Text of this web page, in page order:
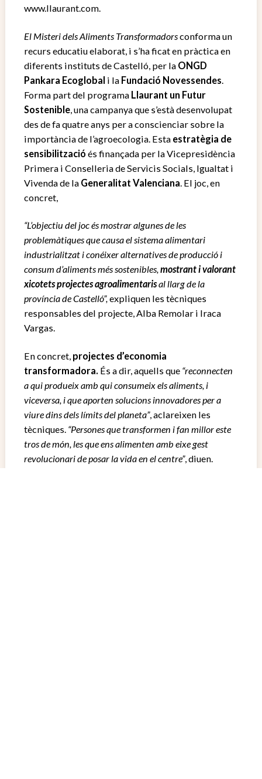
www.llaurant.com.
El Misteri dels Aliments Transformadorsconforma un
recurs educatiu elaborat, i s’ha ficat en pràctica en
diferents instituts de Castelló, per la ONGD
Pankara Ecoglobal i la Fundació Novessendes
Forma part del programa Llaurant un Futur
Sostenible , una campanya que s’està desenvolupat
des de fa quatre anys per a conscienciar sobre la
importància de l’agroecologia. Esta estratègia de
sensibilització és finançada per la Vicepresidència
Primera i Conselleria de Servicis Socials, Igualtat i
Vivenda de la Generalitat Valenciana . El joc, en
concret,
“L’objectiu del joc és mostrar algunes de les
problemàtiques que causa el sistema alimentari
industrialitzat i conéixer alternatives de producció i
consum d’aliments més sostenibles,mostrant i valorant
xicotets projectes agroalimentarisal llarg de la
província de Castelló”,expliquen les tècniques
responsables del projecte, Alba Remolar i Iraca
Vargas.
En concret, projectes d’economia
transformadora. És a dir, aquells que “reconnecten
a qui produeix amb qui consumeix els aliments, i
viceversa, i que aporten solucions innovadores per a
viure dins dels límits del planeta”, aclareixen les
tècniques. “Persones que transformen i fan millor este
tros de món, les que ens alimenten amb eixe gest
revolucionari de posar la vida en el centre”, diuen.